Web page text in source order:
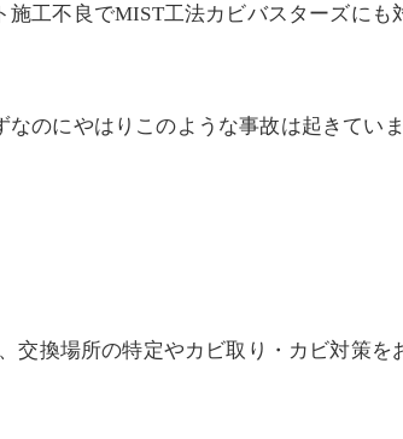
工不良でMIST工法カビバスターズにも
のにやはりこのような事故は起きていま
交換場所の特定やカビ取り・カビ対策を